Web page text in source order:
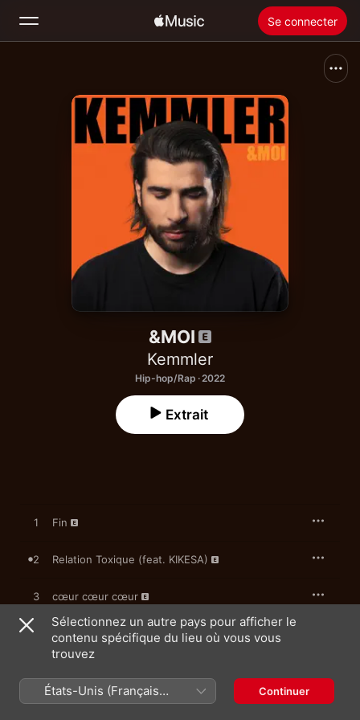
Se connecter
Nouveautés
Installer Apple Music
&MOI
Kemmler
Hip-hop/Rap · 2022
Extrait
1 Fin
2 Relation Toxique (feat. KIKESA)
3 cœur cœur cœur
4 Tombé (feat. Emma Peters)
6 Crever c'est (feat. Sofiane)
Sélectionnez un autre pays pour afficher le
contenu spécifique du lieu où vous vous
trouvez
États-Unis (Français
France)
Continuer